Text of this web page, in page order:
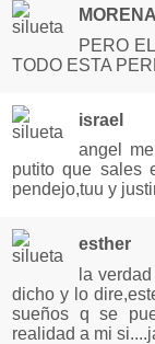
MORENA
PERO
TODO ESTA
israel
angel
putito que sales
pendejo,tuu y
esther
la
dicho y lo
sueños q se
realidad a mi